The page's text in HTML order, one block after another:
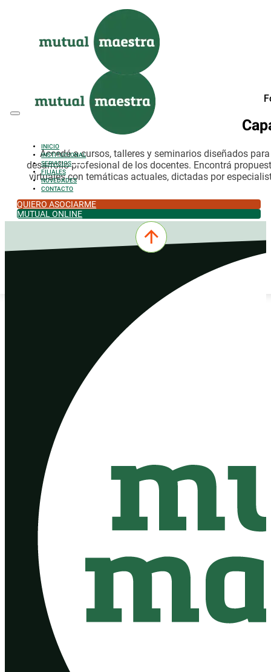
Saltar al pie de página
INICIO
INSTITUCIONAL
SERVICIOS
FILIALES
NOVEDADES
CONTACTO
QUIERO ASOCIARME
MUTUAL ONLINE
Accedé a cursos, talleres y seminarios diseñados
desarrollo profesional de los docentes. Encontrá
virtuales con temáticas actuales, dictadas por